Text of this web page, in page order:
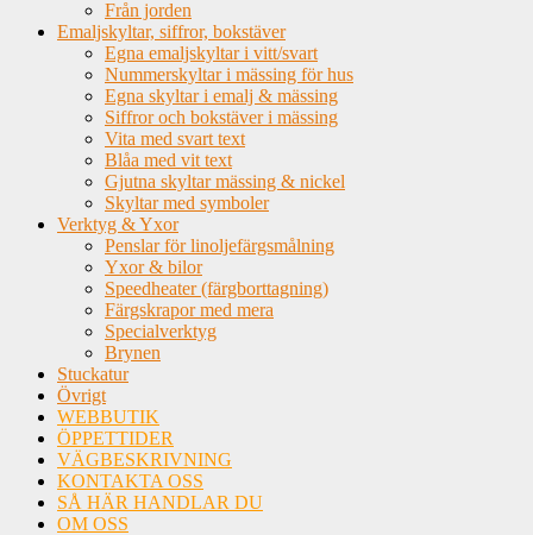
Från jorden
Emaljskyltar, siffror, bokstäver
Egna emaljskyltar i vitt/svart
Nummerskyltar i mässing för hus
Egna skyltar i emalj & mässing
Siffror och bokstäver i mässing
Vita med svart text
Blåa med vit text
Gjutna skyltar mässing & nickel
Skyltar med symboler
Verktyg & Yxor
Penslar för linoljefärgsmålning
Yxor & bilor
Speedheater (färgborttagning)
Färgskrapor med mera
Specialverktyg
Brynen
Stuckatur
Övrigt
WEBBUTIK
ÖPPETTIDER
VÄGBESKRIVNING
KONTAKTA OSS
SÅ HÄR HANDLAR DU
OM OSS